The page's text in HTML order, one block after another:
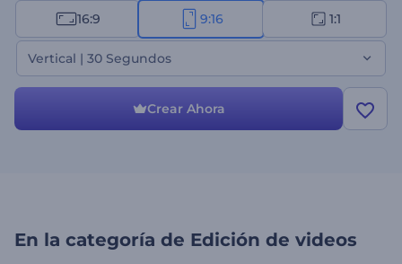
personalización es sencilla: carga tus archivos multimedia, escribe
tus textos, realiza los ajustes que necesites y completa tu proyecto
de video escalofriante con música de fondo o incluso con tu voz en
off. Perfecto para películas de terror, avances emocionantes,
promociones de Halloween, presentaciones espeluznantes y más.
16:9 9:16 1:1
Vertical | 30 Segundos
Crear Ahora
En la categoría de Edición de videos